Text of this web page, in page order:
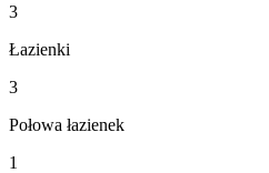
3
Łazienki
3
Połowa łazienek
1